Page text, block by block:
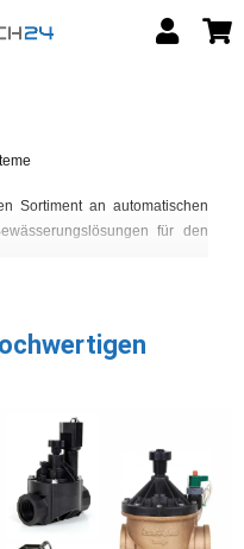
Sortiment an automatischen
für den